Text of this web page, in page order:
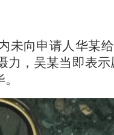
向申请人华某给
力，吴某当即表